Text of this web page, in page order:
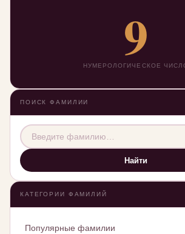
9
НУМЕРОЛОГИЧЕСКОЕ
ПОИСК ФАМИЛИИ
Найти
КАТЕГОРИИ ФАМИЛИЙ
Популярные фамилии